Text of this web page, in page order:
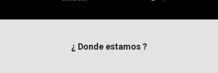
¿ Donde estamos ?